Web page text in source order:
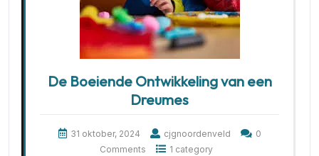
De Boeiende Ontwikkeling van een
Dreumes
31 oktober, 2024 cjgnoordenveld
0
Comments
1 category